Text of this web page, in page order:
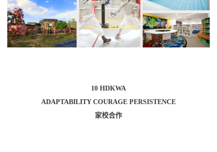
10 HDKWA
ADAPTABILITY COURAGE PERSISTENCE
家校合作